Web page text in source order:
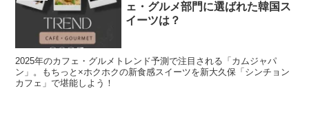
ェ・グルメ部門に選ばれた韓国ス
イーツは？
2025年のカフェ・グルメトレンド予測で注目される「カムジャパ
ン」。もちっと×ホクホクの新食感スイーツを新大久保「シンチョン
カフェ」で堪能しよう！